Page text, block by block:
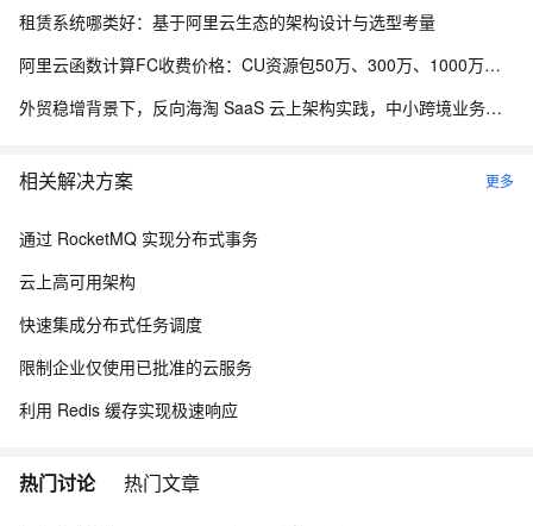
租赁系统哪类好：基于阿里云生态的架构设计与选型考量
阿里云函数计算FC收费价格：CU资源包50万、300万、1000万、2亿、20亿及4000万CU费用清单
外贸稳增背景下，反向海淘 SaaS 云上架构实践，中小跨境业务如何低成本扛住流量脉冲
相关解决方案 更多
通过 RocketMQ 实现分布式事务
云上高可用架构
快速集成分布式任务调度
限制企业仅使用已批准的云服务
利用 Redis 缓存实现极速响应
热门讨论 热门文章